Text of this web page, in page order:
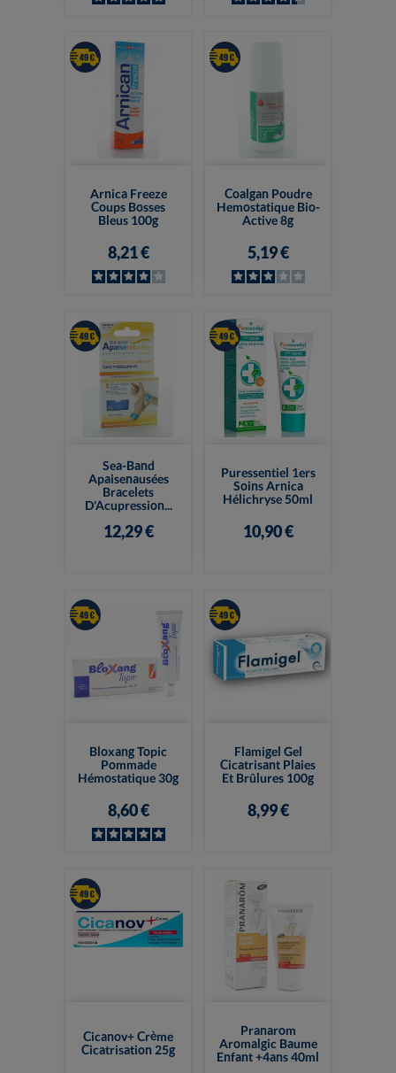
Arnica Freeze
Coups Bosses
Bleus 100g
8,21 €
Coalgan Poudre
Hemostatique Bio-
Active 8g
5,19 €
Sea-Band
Apaisenausées
Bracelets
D'Acupression...
12,29 €
Puressentiel 1ers
Soins Arnica
Hélichryse 50ml
10,90 €
Bloxang Topic
Pommade
Hémostatique 30g
8,60 €
Flamigel Gel
Cicatrisant Plaies
Et Brûlures 100g
8,99 €
Cicanov+ Crème
Cicatrisation 25g
Pranarom
Aromalgic Baume
Enfant +4ans 40ml